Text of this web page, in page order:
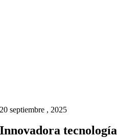
20 septiembre , 2025
Innovadora tecnología